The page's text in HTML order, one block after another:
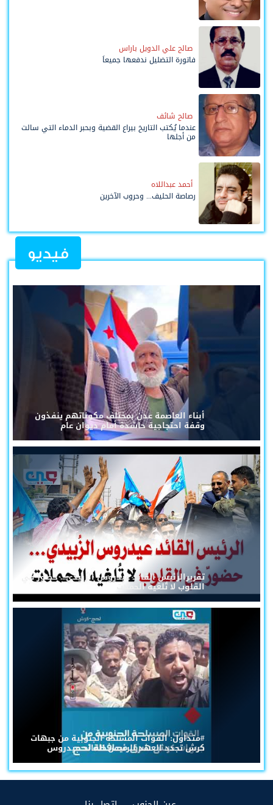
صالح علي الدويل باراس
فاتورة التضليل ندفعها جميعاً
صالح شائف
عندما يُكتب التاريخ بيراع القضية وبحبر الدماء التي سالت
من أجلها
أحمد عبداللاه
رصاصة الحليف... وحروب الآخرين
فيديو
أبناء العاصمة عدن بمختلف مكوناتهم ينفذون
وقفة احتجاجية حاشدة أمام ديوان عام
تقريرالرئيس القائد عيدروس الزُبيدي... حضورٌ في
القلوب لا تُلغيه الحملات
#متداول: القوات المسلحة الجنوبية من جبهات
كرش تجدد العهد للرئيس القائد عيدروس